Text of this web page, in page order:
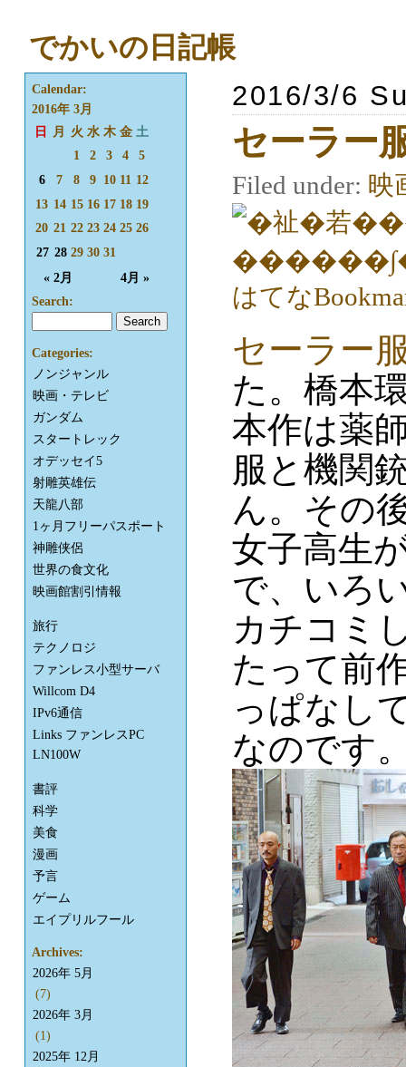
でかいの日記帳
2016/3/6
セーラー
Filed under: 映
セーラー
た。橋本
本作は薬
服と機関
ん。その
女子高生
で、いろ
カチコミ
たって前
っぱなし
なのです
Calendar:
2016年 3月
日
月 火 水 木 金 土
« 2月 4月 »
1 2 3 4
5
6
7 8 9 10 11 12
13 14 15 16 17 18 19
20 21 22 23 24 25 26
27 28 29 30 31
Search:
Categories:
ノンジャンル
映画・テレビ
ガンダム
スタートレック
オデッセイ5
射雕英雄伝
天龍八部
1ヶ月フリーパスポート
神雕侠侶
世界の食文化
映画館割引情報
旅行
テクノロジ
ファンレス小型サーバ
Willcom D4
IPv6通信
Links ファンレスPC
LN100W
書評
科学
美食
漫画
予言
ゲーム
エイプリルフール
Archives:
2026年 5月
(7)
2026年 3月
(1)
2025年 12月